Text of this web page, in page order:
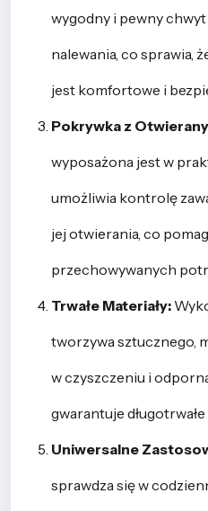
wygodny i pewny
nalewania, co sprawia,
jest komfortowe i
Pokrywka z
wyposażona jest w
umożliwia kontrolę
jej otwierania, co
przechowywanych
Trwałe Materiały:
tworzywa sztucznego,
w czyszczeniu i
gwarantuje
Uniwersalne
sprawdza się w